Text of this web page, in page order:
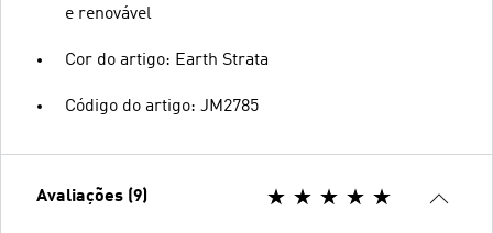
e renovável
Cor do artigo: Earth Strata
Código do artigo: JM2785
Avaliações (9)